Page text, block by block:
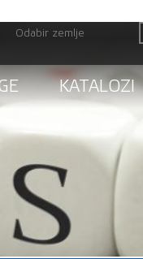
Odabir zemlje
KATALOZI